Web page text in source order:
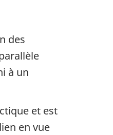
des
à un
et est
en vue